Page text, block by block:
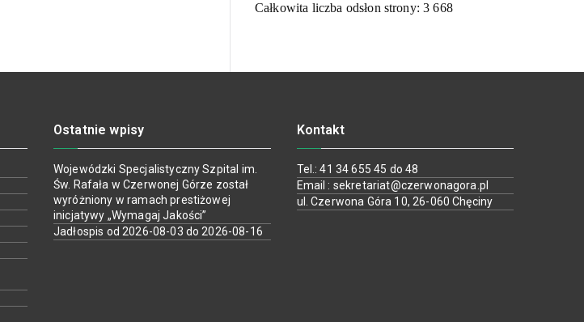
Całkowita liczba odsłon strony:3 668
Ostatnie wpisy
Wojewódzki Specjalistyczny Szpital im.
Św. Rafała w Czerwonej Górze został
wyróżniony w ramach prestiżowej
inicjatywy „Wymagaj Jakości”
Jadłospis od 2026-08-03 do 2026-08-16
Kontakt
Tel.: 41 34 655 45 do 48
Email : sekretariat@czerwonagora.pl
ul. Czerwona Góra 10, 26-060 Chęciny